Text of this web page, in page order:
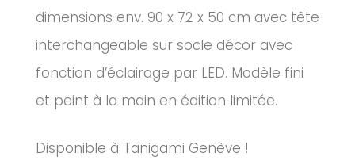
dimensions env. 90 x 72 x 50 cm avec tête
interchangeable sur socle décor avec
fonction d’éclairage par LED. Modèle fini
et peint à la main en édition limitée.
Disponible à Tanigami Genève !